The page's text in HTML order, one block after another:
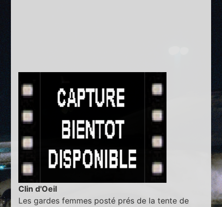
Clin d'Oeil
Les gardes femmes posté prés de la tente de